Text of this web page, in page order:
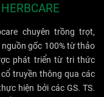
chuyên trồng trọt,
gốc 100% từ thảo
phát triển từ tri thức
truyền thông qua các
hiện bởi các GS. TS.